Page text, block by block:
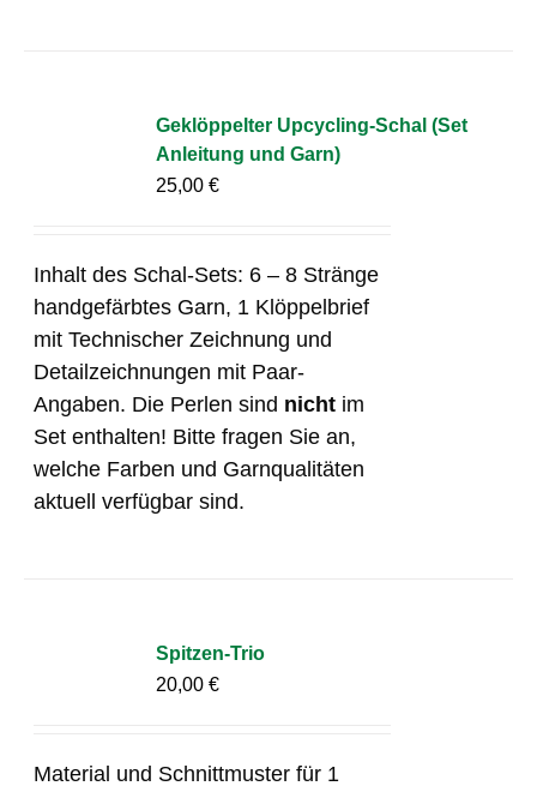
Geklöppelter Upcycling-Schal (Set
Anleitung und Garn)
25,00€
Inhalt des Schal-Sets: 6 – 8 Stränge
handgefärbtes Garn, 1 Klöppelbrief
mit Technischer Zeichnung und
Detailzeichnungen mit Paar-
Angaben. Die Perlen sind nicht im
Set enthalten! Bitte fragen Sie an,
welche Farben und Garnqualitäten
aktuell verfügbar sind.
Spitzen-Trio
20,00€
Material und Schnittmuster für 1